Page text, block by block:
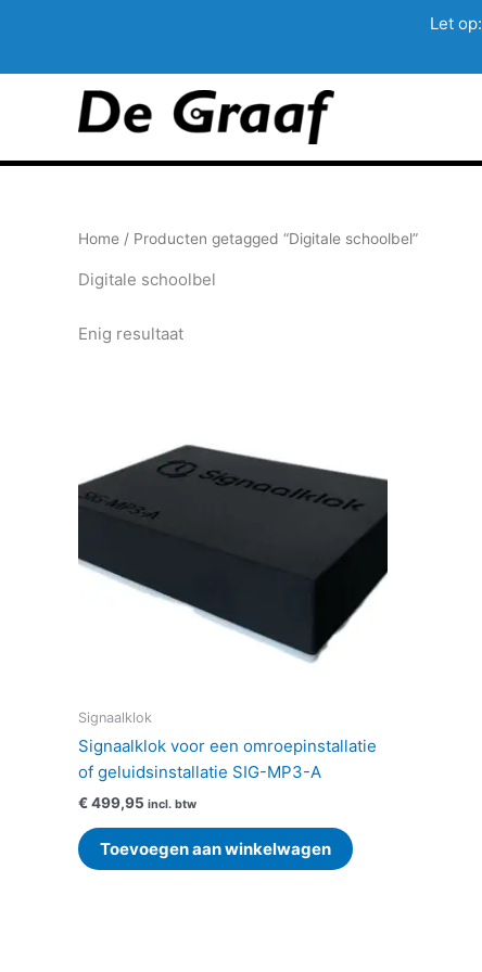
Let op:
inhoud
Home / Producten getagged “Digitale schoolbel”
Digitale schoolbel
Enig resultaat
Signaalklok
Signaalklok voor een omroepinstallatie
of geluidsinstallatie SIG-MP3-A
€499,95 incl. btw
Toevoegen aan winkelwagen